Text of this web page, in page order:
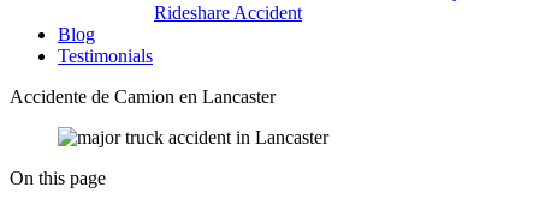
Rideshare Accident
Blog
Testimonials
Accidente de Camion en Lancaster
On this page